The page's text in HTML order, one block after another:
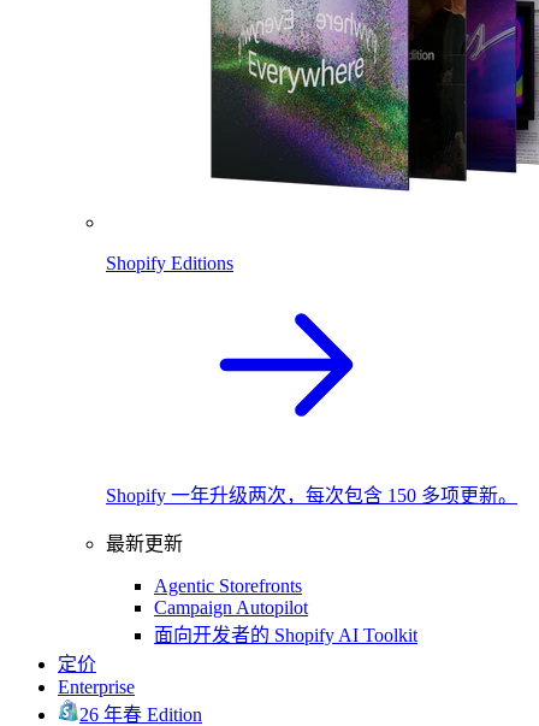
Shopify Editions
Shopify 一年升级两次，每次包含 150 多项更新。
最新更新
Agentic Storefronts
Campaign Autopilot
面向开发者的 Shopify AI Toolkit
定价
Enterprise
26 年春 Edition